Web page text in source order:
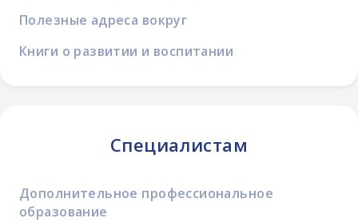
Полезные адреса вокруг
Книги о развитии и воспитании
Специалистам
Дополнительное профессиональное
образование